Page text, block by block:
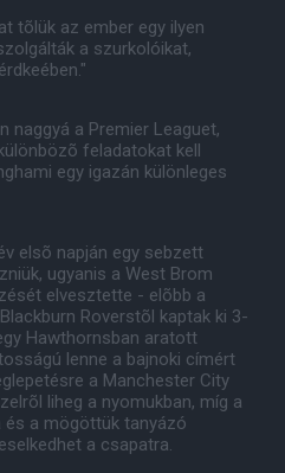
tõlük az ember egy ilyen
a szurkolóikat,
naggyá a Premier Leaguet,
feladatokat kell
egy igazán különleges
elsõ napján egy sebzett
ugyanis a West Brom
elvesztette - elõbb a
Roverstõl kaptak ki 3-
Hawthornsban aratott
lenne a bajnoki címért
a Manchester City
liheg a nyomukban, míg a
és a mögöttük tanyázó
a csapatra.